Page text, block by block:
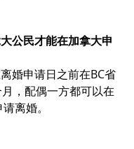
公民才能在加拿大申
婚申请日之前在BC省
，配偶一方都可以在
离婚。